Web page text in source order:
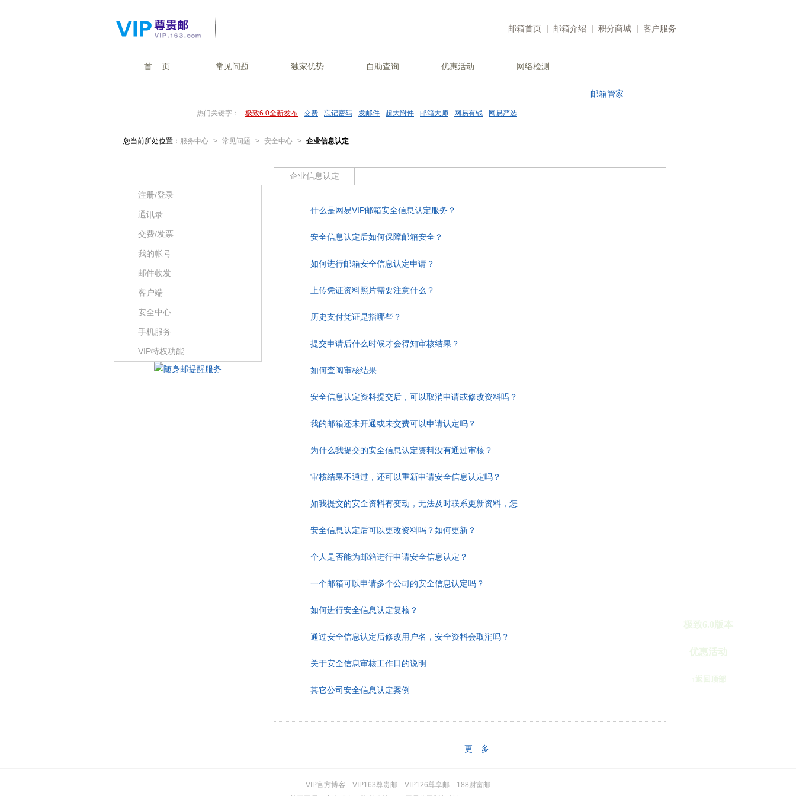
邮箱首页 | 邮箱介绍 | 积分商城 | 客户服务
首 页 常见问题 独家优势 自助查询 优惠活动 网络检测
邮箱管家
热门关键字： 极致6.0全新发布 交费 忘记密码 发邮件 超大附件 邮箱大师 网易有钱 网易严选
您当前所处位置： 服务中心 > 常见问题 > 安全中心 > 企业信息认定
注册/登录
通讯录
交费/发票
我的帐号
邮件收发
客户端
安全中心
手机服务
VIP特权功能
企业信息认定
什么是网易VIP邮箱安全信息认定服务？
安全信息认定后如何保障邮箱安全？
如何进行邮箱安全信息认定申请？
上传凭证资料照片需要注意什么？
历史支付凭证是指哪些？
提交申请后什么时候才会得知审核结果？
如何查阅审核结果
安全信息认定资料提交后，可以取消申请或修改资料吗？
我的邮箱还未开通或未交费可以申请认定吗？
为什么我提交的安全信息认定资料没有通过审核？
审核结果不通过，还可以重新申请安全信息认定吗？
如我提交的安全资料有变动，无法及时联系更新资料，怎
安全信息认定后可以更改资料吗？如何更新？
个人是否能为邮箱进行申请安全信息认定？
一个邮箱可以申请多个公司的安全信息认定吗？
如何进行安全信息认定复核？
通过安全信息认定后修改用户名，安全资料会取消吗？
关于安全信息审核工作日的说明
其它公司安全信息认定案例
更 多
极致6.0版本
优惠活动
↑返回顶部
VIP官方博客 VIP163尊贵邮 VIP126尊享邮
188财富邮